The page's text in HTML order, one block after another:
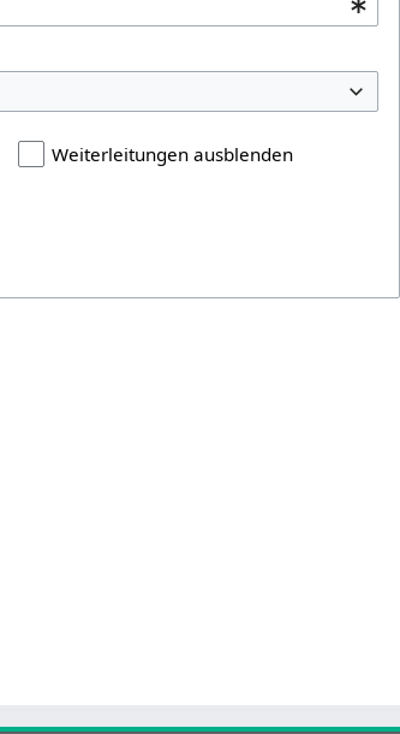
Weiterleitungen ausblenden